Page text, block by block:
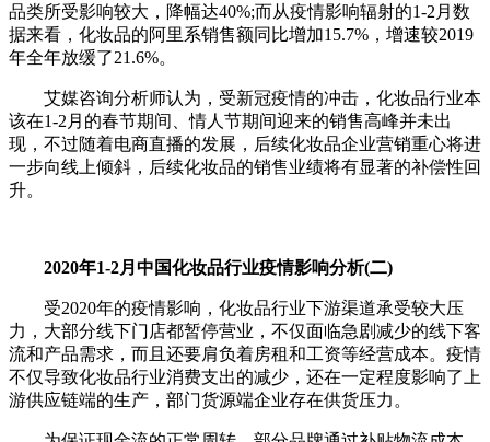
品类所受影响较大，降幅达40%;而从疫情影响辐射的1-2月数
据来看，化妆品的阿里系销售额同比增加15.7%，增速较2019
年全年放缓了21.6%。
艾媒咨询分析师认为，受新冠疫情的冲击，化妆品行业本
该在1-2月的春节期间、情人节期间迎来的销售高峰并未出
现，不过随着电商直播的发展，后续化妆品企业营销重心将进
一步向线上倾斜，后续化妆品的销售业绩将有显著的补偿性回
升。
2020年1-2月中国化妆品行业疫情影响分析(二)
受2020年的疫情影响，化妆品行业下游渠道承受较大压
力，大部分线下门店都暂停营业，不仅面临急剧减少的线下客
流和产品需求，而且还要肩负着房租和工资等经营成本。疫情
不仅导致化妆品行业消费支出的减少，还在一定程度影响了上
游供应链端的生产，部门货源端企业存在供货压力。